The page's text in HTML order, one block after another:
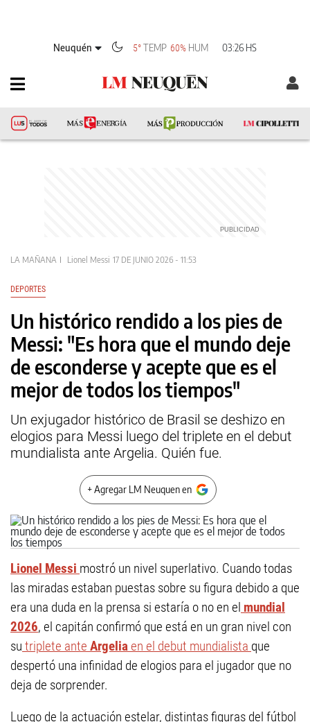
Neuquén 5°TEMP 60% HUM 03:26 HS
LA MAÑANA Lionel Messi 17 DE JUNIO 2026 - 11:53
DEPORTES
Un histórico rendido a los pies de
Messi: "Es hora que el mundo deje
de esconderse y acepte que es el
mejor de todos los tiempos"
Un exjugador histórico de Brasil se deshizo en
elogios para Messi luego del triplete en el debut
mundialista ante Argelia. Quién fue.
+ Agregar LM Neuquen en
Lionel Messi mostró un nivel superlativo. Cuando todas
las miradas estaban puestas sobre su figura debido a que
era una duda en la prensa si estaría o no en el mundial
2026, el capitán confirmó que está en un gran nivel con
su triplete ante Argelia en el debut mundialista que
despertó una infinidad de elogios para el jugador que no
deja de sorprender.
Luego de la actuación estelar, distintas figuras del fútbol